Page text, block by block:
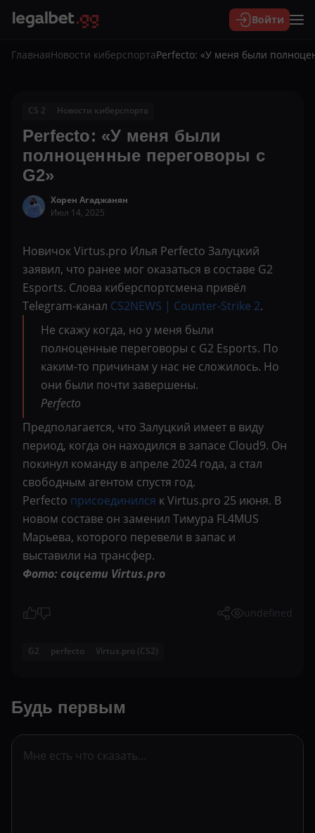
Войти
ГлавнаяНовости киберспортаPerfecto: «У меня были
CS 2 Новости киберспорта
Perfecto: «У меня были
полноценные переговоры с
G2»
Хорен Агаджанян
Июл 14, 2025
Новичок Virtus.pro Илья Perfecto Залуцкий
заявил, что ранее мог оказаться в составе G2
Esports. Слова киберспортсмена привёл
Telegram-канал CS2NEWS | Counter-Strike 2.
Не скажу когда, но у меня были
полноценные переговоры с G2 Esports. По
каким-то причинам у нас не сложилось. Но
они были почти завершены.
Perfecto
Предполагается, что Залуцкий имеет в виду
период, когда он находился в запасе Cloud9. Он
покинул команду в апреле 2024 года, а стал
свободным агентом спустя год.
Perfecto присоединился к Virtus.pro 25 июня. В
новом составе он заменил Тимура FL4MUS
Марьева, которого перевели в запас и
выставили на трансфер.
Фото: соцсети Virtus.pro
undefined
G2 perfecto Virtus.pro (CS2)
Будь первым